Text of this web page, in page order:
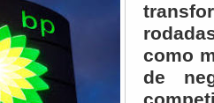
como
de